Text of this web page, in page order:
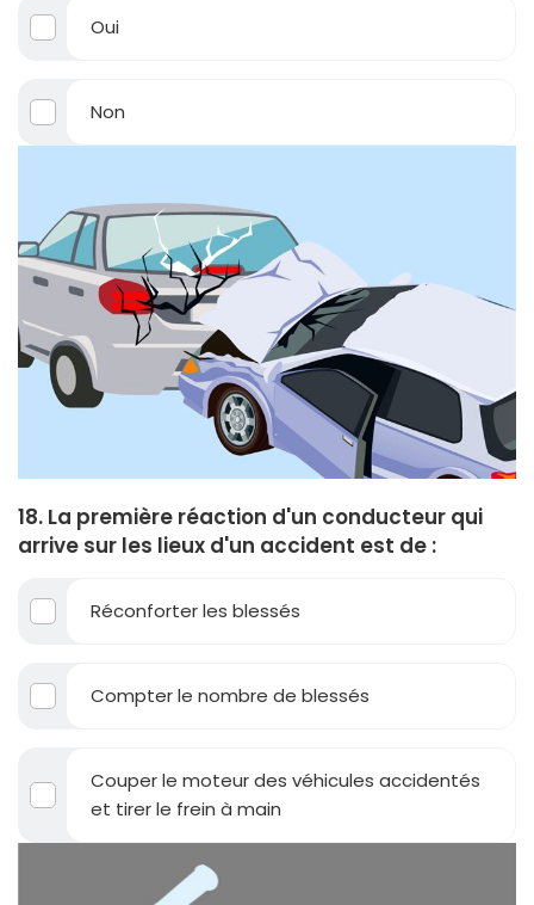
Oui
Non
18. La première réaction d'un conducteur qui
arrive sur les lieux d'un accident est de :
Réconforter les blessés
Compter le nombre de blessés
Couper le moteur des véhicules accidentés
et tirer le frein à main